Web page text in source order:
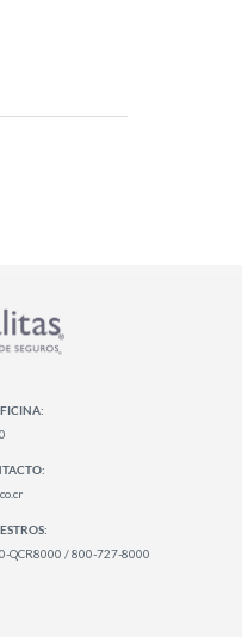
QCR8000 / 800-727-8000